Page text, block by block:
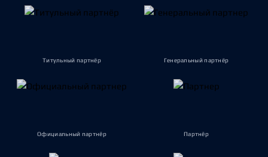
Титульный партнёр Генеральный партнёр
Официальный партнёр Партнёр